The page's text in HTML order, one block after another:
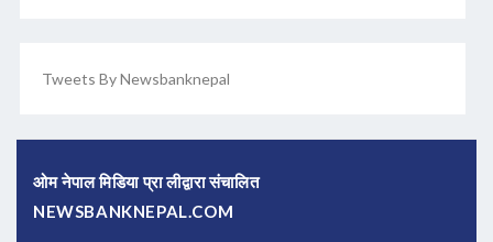
Tweets By Newsbanknepal
ओम नेपाल मिडिया प्रा लीद्वारा संचालित
NEWSBANKNEPAL.COM